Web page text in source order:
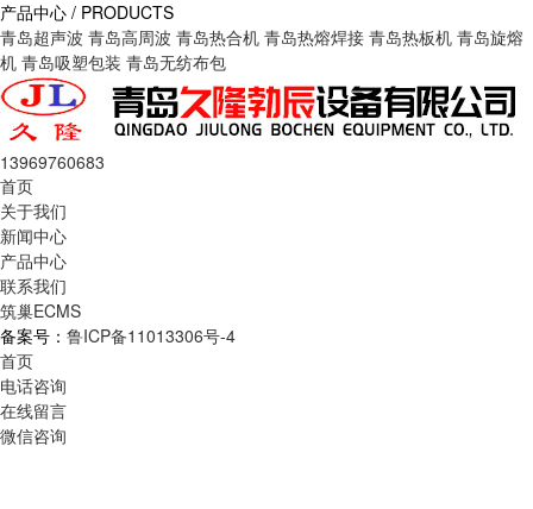
产品中心 / PRODUCTS
青岛超声波 青岛高周波 青岛热合机 青岛热熔焊接 青岛热板机 青岛旋熔
机 青岛吸塑包装 青岛无纺布包
13969760683
首页
关于我们
新闻中心
产品中心
联系我们
筑巢ECMS
备案号： 鲁ICP备11013306号-4
首页
电话咨询
在线留言
微信咨询